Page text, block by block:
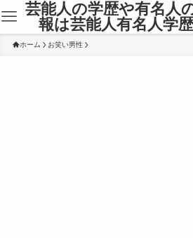
芸能人の学歴や有名人
報は芸能人有名人学
ホーム お笑い男性